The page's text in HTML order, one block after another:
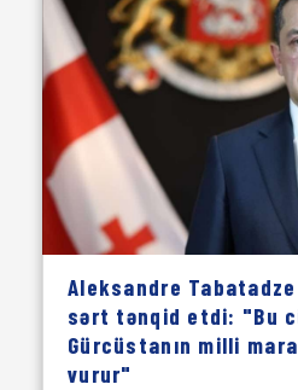
Aleksandre
sərt tənqid etdi: "Bu
Gürcüstanın milli
vurur"